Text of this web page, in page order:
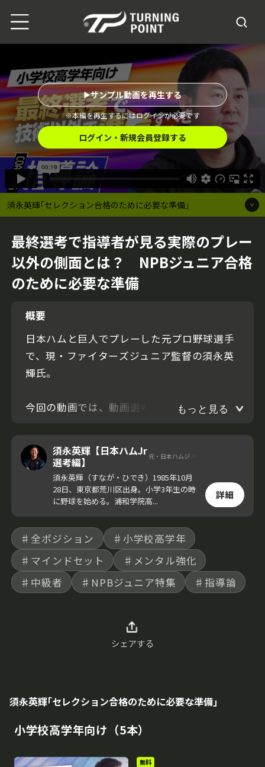
須永英輝｢セレクション合格のために必要な準備｣
※本編を再生するにはログインが必要です
サンプル動画を再生する
ログイン・新規会員登録する
最終選考で指導者が見る実際のプレー
以外の側面とは？ NPBジュニア合格
のために必要な準備
概要
日本ハムと巨人でプレーした元プロ野球選手
で、現・ファイターズジュニア監督の須永英
輝氏。
今回の動画では、動画選考を通過した選手た
ーとは異なる側面を中心に、指導者が選手を
見るポイントを明かす。
もっと見る
須永英輝【日本ハムJr
選考編】
元・日本ハムジュニア監督
須永英輝（すなが・ひでき）1985年10月
28日、東京都荒川区出身。小学3年生の時
に野球を始める。浦和学院高...
詳細
♯全ポジション
♯小学校高学年
♯マインドセット
♯メンタル強化
♯中級者
♯NPBジュニア特集 ♯指導論
シェアする
須永英輝｢セレクション合格のために必要な準備｣
小学校高学年向け（5本）
無料